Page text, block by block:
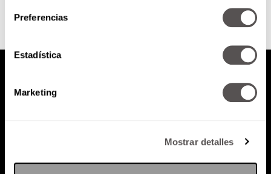
Preferencias
Estadística
Marketing
Mostrar detalles
Política de Privacidad
PODCAST RADIO MARTHA EVENTOS